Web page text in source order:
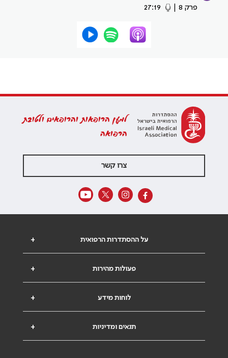
פרק 8
|
27:19
למען הרופאות והרופאים ולטובת
הרפואה
צרו קשר
+ על ההסתדרות הרפואית
+ פעולות מהירות
+ לוחות מידע
+ תנאים ומדיניות